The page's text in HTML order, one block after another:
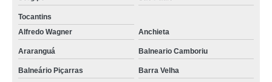
Tocantins
Alfredo Wagner
Anchieta
Araranguá Balneario Camboriu
Balneário Piçarras Barra Velha